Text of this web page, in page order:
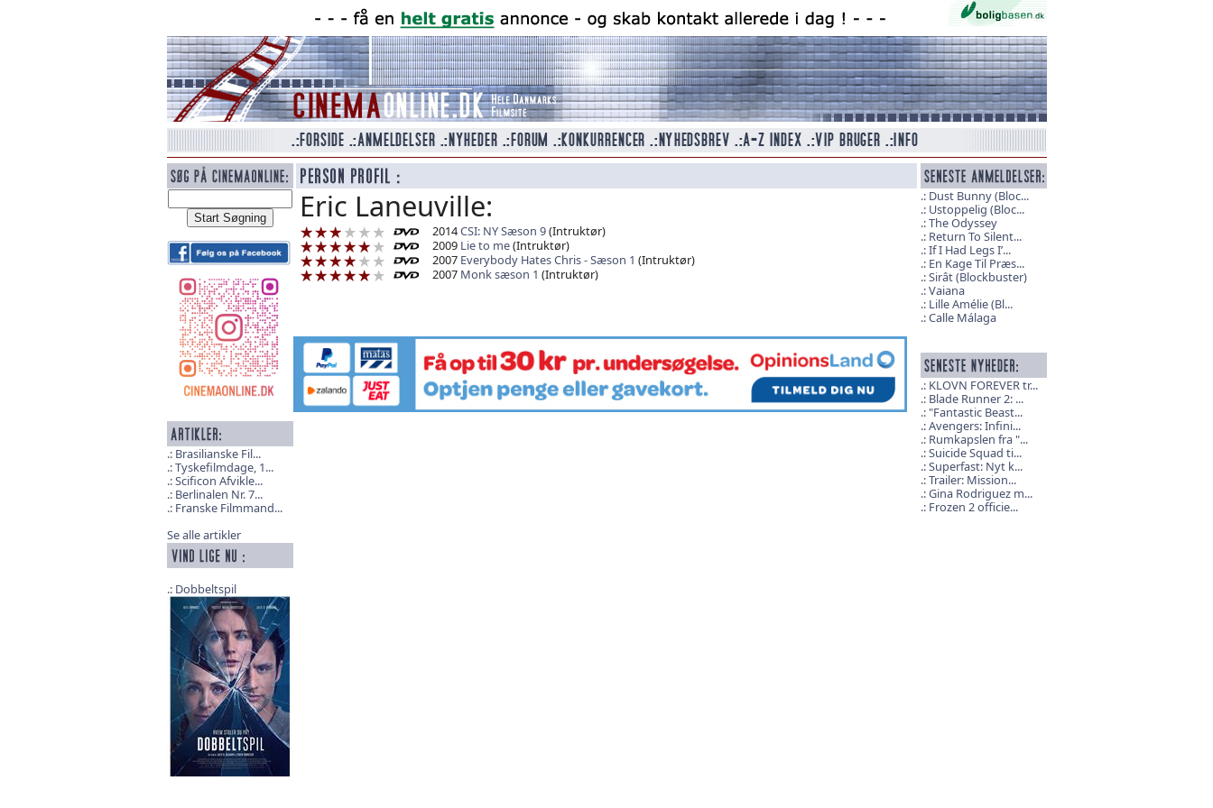
Brasilianske Fil...
Tyskefilmdage, 1...
Scificon Afvikle...
Berlinalen Nr. 7...
Franske Filmmand...
Se alle artikler
Dobbeltspil
Eric Laneuville:
2014CSI: NY Sæson 9(Intruktør)
2009 Lie to me(Intruktør)
2007 Everybody Hates Chris - Sæson 1 (Intruktør)
2007 Monk sæson 1 (Intruktør)
Dust Bunny (Bloc...
Ustoppelig (Bloc...
The Odyssey
Return To Silent...
If I Had Legs I’...
En Kage Til Præs...
Sirât (Blockbuster)
Vaiana
Lille Amélie (Bl...
Calle Málaga
KLOVN FOREVER tr...
Blade Runner 2: ...
"Fantastic Beast...
Avengers: Infini...
Rumkapslen fra "...
Suicide Squad ti...
Superfast: Nyt k...
Trailer: Mission...
Gina Rodriguez m...
Frozen 2 officie...